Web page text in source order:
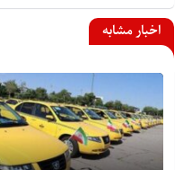
اخبار مشابه